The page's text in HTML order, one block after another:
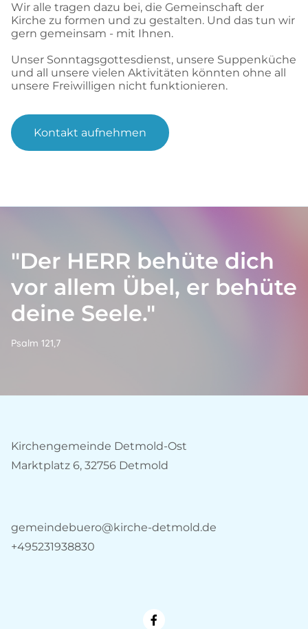
Wir alle tragen dazu bei, die Gemeinschaft der
Kirche zu formen und zu gestalten. Und das tun wir
gern gemeinsam - mit Ihnen.
Unser Sonntagsgottesdienst, unsere Suppenküche
und all unsere vielen Aktivitäten könnten ohne all
unsere Freiwilligen nicht funktionieren.
Kontakt aufnehmen
"Der HERR behüte dich
vor allem Übel, er behüte
deine Seele."
Psalm 121,7
Kirchengemeinde Detmold-Ost
Marktplatz 6, 32756 Detmold
gemeindebuero@kirche-detmold.de
+495231938830